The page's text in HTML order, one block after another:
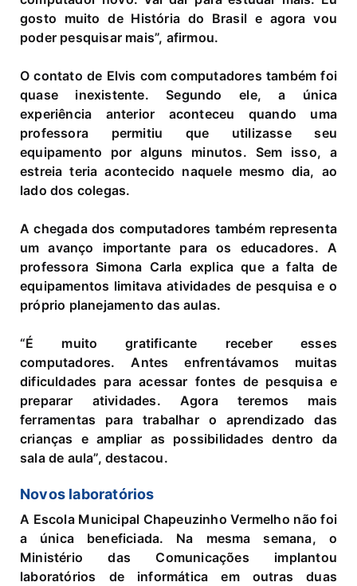
gosto muito de História do Brasil e agora vou
poder pesquisar mais”, afirmou.
O contato de Elvis com computadores também foi
quase inexistente. Segundo ele, a única
experiência anterior aconteceu quando uma
professora permitiu que utilizasse seu
equipamento por alguns minutos. Sem isso, a
estreia teria acontecido naquele mesmo dia, ao
lado dos colegas.
A chegada dos computadores também representa
um avanço importante para os educadores. A
professora Simona Carla explica que a falta de
equipamentos limitava atividades de pesquisa e o
próprio planejamento das aulas.
“É muito gratificante receber esses
computadores. Antes enfrentávamos muitas
dificuldades para acessar fontes de pesquisa e
preparar atividades. Agora teremos mais
ferramentas para trabalhar o aprendizado das
crianças e ampliar as possibilidades dentro da
sala de aula”, destacou.
Novos laboratórios
A Escola Municipal Chapeuzinho Vermelho não foi
a única beneficiada. Na mesma semana, o
Ministério das Comunicações implantou
laboratórios de informática em outras duas